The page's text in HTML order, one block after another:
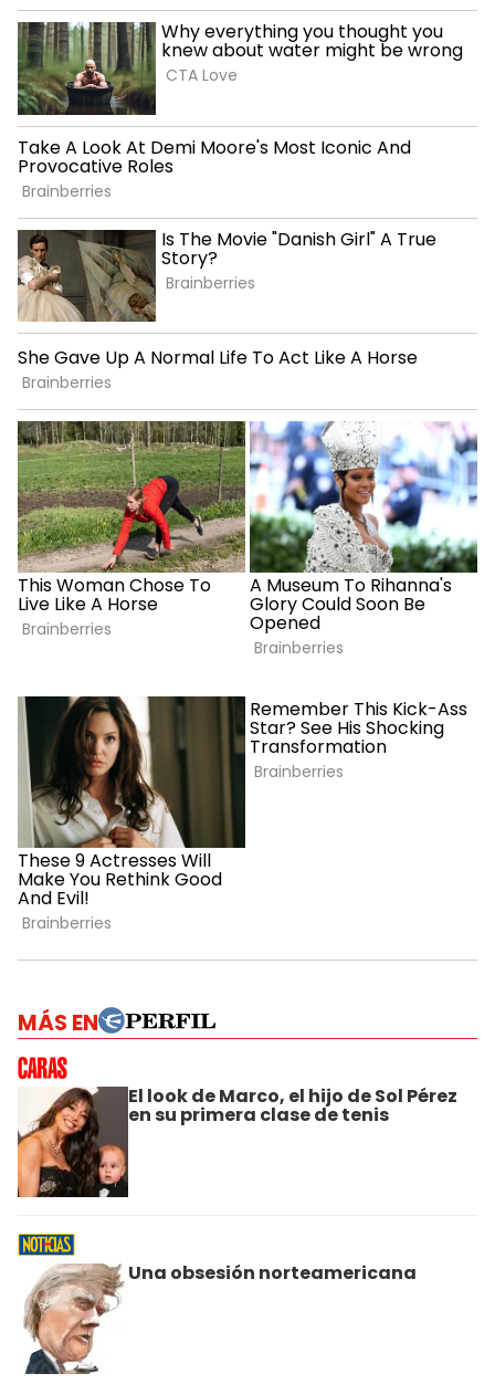
MÁS EN
El look de Marco, el hijo de Sol Pérez
en su primera clase de tenis
Una obsesión norteamericana